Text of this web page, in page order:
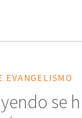
EVANGELISMO
se